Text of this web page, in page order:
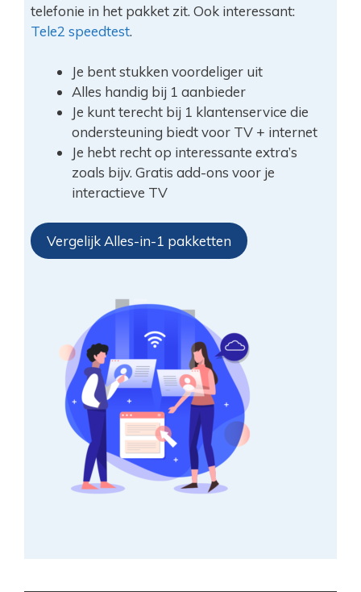
telefonie in het pakket zit. Ook interessant:
Tele2 speedtest.
Je bent stukken voordeliger uit
Alles handig bij 1 aanbieder
Je kunt terecht bij 1 klantenservice die
ondersteuning biedt voor TV + internet
Je hebt recht op interessante extra’s
zoals bijv. Gratis add-ons voor je
interactieve TV
Vergelijk Alles-in-1 pakketten